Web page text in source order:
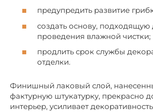
предупредить развитие
создать основу, подходящую
проведения влажной чистки;
продлить срок службы
отделки.
Финишный лаковый слой,
фактурную штукатурку, прекрасно
интерьер, усиливает